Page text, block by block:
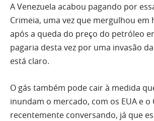
A Venezuela acabou pagando por
Crimeia, uma vez que mergulhou em
após a queda do preço do petróleo
pagaria desta vez por uma invasão
está claro.
O gás também pode cair à medida
inundam o mercado, com os EUA e o
recentemente conversando, já que